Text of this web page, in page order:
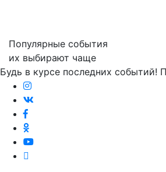
Популярные события
их выбирают чаще
Будь в курсе последних событий!